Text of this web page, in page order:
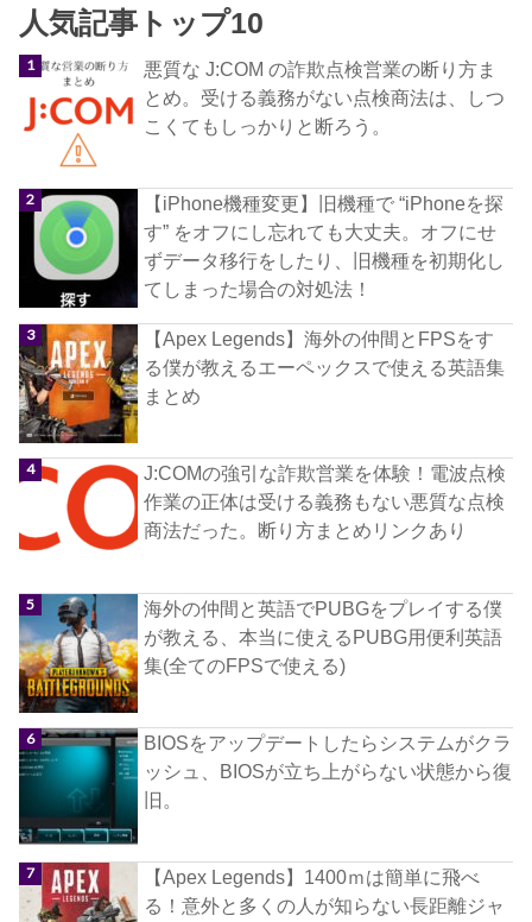
人気記事トップ10
悪質な J:COM の詐欺点検営業の断り方ま
とめ。受ける義務がない点検商法は、しつ
こくてもしっかりと断ろう。
【iPhone機種変更】旧機種で “iPhoneを探
す” をオフにし忘れても大丈夫。オフにせ
ずデータ移行をしたり、旧機種を初期化し
てしまった場合の対処法！
【Apex Legends】海外の仲間とFPSをす
る僕が教えるエーペックスで使える英語集
まとめ
J:COMの強引な詐欺営業を体験！電波点検
作業の正体は受ける義務もない悪質な点検
商法だった。断り方まとめリンクあり
海外の仲間と英語でPUBGをプレイする僕
が教える、本当に使えるPUBG用便利英語
集(全てのFPSで使える)
BIOSをアップデートしたらシステムがクラ
ッシュ、BIOSが立ち上がらない状態から復
旧。
【Apex Legends】1400ｍは簡単に飛べ
る！意外と多くの人が知らない長距離ジャ